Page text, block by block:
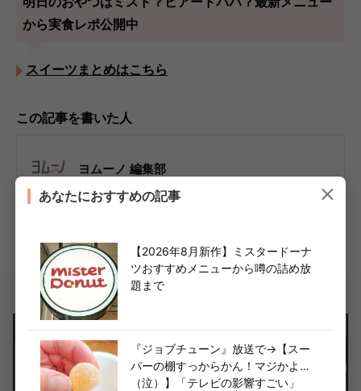
から実食レポ公開中
スイーツまとめはこちら
この記事を書いた人
ヨムーノ 編集部
「くらしをもっと楽しく！かしこく！」をコンセプトに、マニア発「今
ライター詳細へ
あなたにおすすめの記事
【2026年8月新作】ミスタードーナ
ツおすすめメニューから噂の詰め放
題まで
『ジョブチューン』放送で→【スー
パーの棚すっからかん！マジかよ…
（泣）】「テレビの影響すごい」